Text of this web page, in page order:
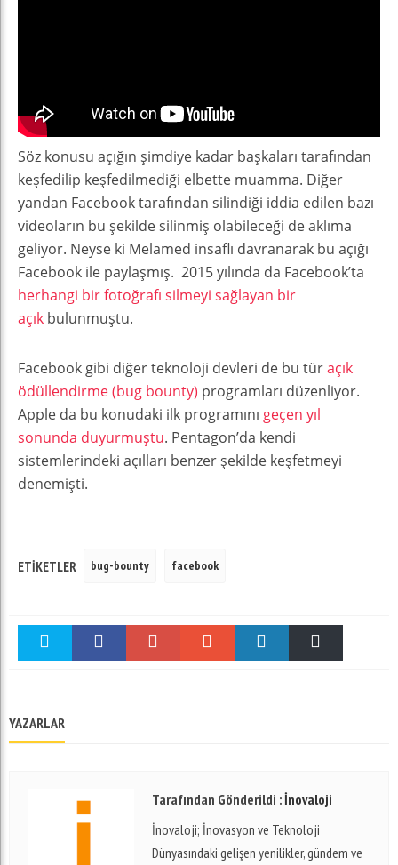
Söz konusu açığın şimdiye kadar başkaları tarafından
keşfedilip keşfedilmediği elbette muamma. Diğer
yandan Facebook tarafından silindiği iddia edilen bazı
videoların bu şekilde silinmiş olabileceği de aklıma
geliyor. Neyse ki Melamed insaflı davranarak bu açığı
Facebook ile paylaşmış. 2015 yılında da Facebook’ta
herhangi bir fotoğrafı silmeyi sağlayan bir
açık bulunmuştu.
Facebook gibi diğer teknoloji devleri de bu türaçık
ödüllendirme (bug bounty) programları düzenliyor.
Apple da bu konudaki ilk programını geçen yıl
sonunda duyurmuştu. Pentagon’da kendi
sistemlerindeki açılları benzer şekilde keşfetmeyi
denemişti.
ETIKETLER bug-bounty facebook
YAZARLAR
Tarafından Gönderildi :İnovaloji
İnovaloji; İnovasyon ve Teknoloji
Dünyasındaki gelişen yenilikler, gündem ve